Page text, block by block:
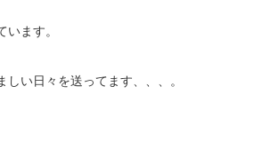
ます。
しい日々を送ってます、、、。